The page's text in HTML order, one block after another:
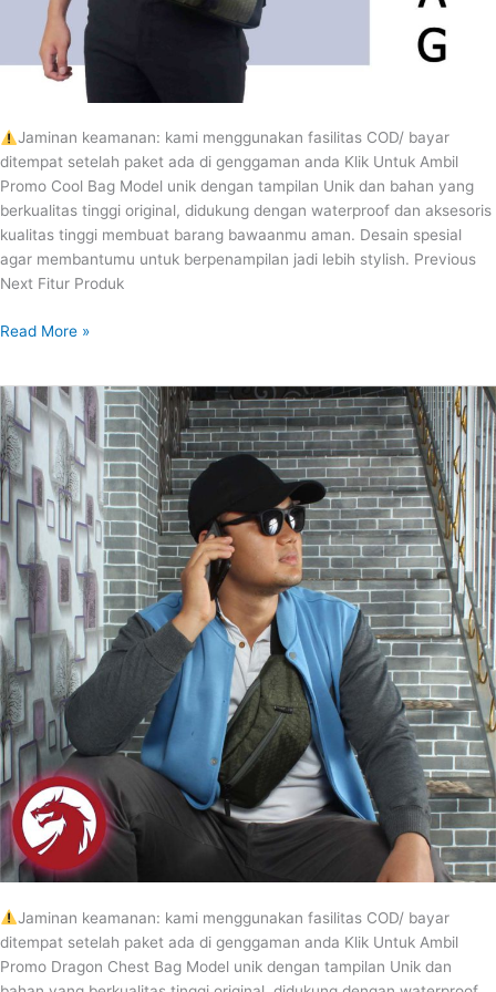
Jaminan keamanan: kami menggunakan fasilitas COD/ bayar
ditempat setelah paket ada di genggaman anda Klik Untuk Ambil
Promo Cool Bag Model unik dengan tampilan Unik dan bahan yang
berkualitas tinggi original, didukung dengan waterproof dan aksesoris
kualitas tinggi membuat barang bawaanmu aman. Desain spesial
agar membantumu untuk berpenampilan jadi lebih stylish. Previous
Next Fitur Produk
Read More »
Jaminan keamanan: kami menggunakan fasilitas COD/ bayar
ditempat setelah paket ada di genggaman anda Klik Untuk Ambil
Promo Dragon Chest Bag Model unik dengan tampilan Unik dan
DRAGON
CHEST
BAG